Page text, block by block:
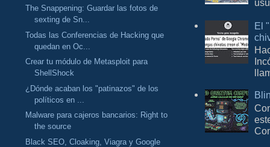
The Snappening: Guardar las fotos de
sexting de Sn...
Todas las Conferencias de Hacking que
quedan en Oc...
Crear tu módulo de Metasploit para
ShellShock
¿Dónde acaban los "patinazos" de los
políticos en ...
Malware para cajeros bancarios: Right to
the source
Black SEO, Cloaking, Viagra y Google
El